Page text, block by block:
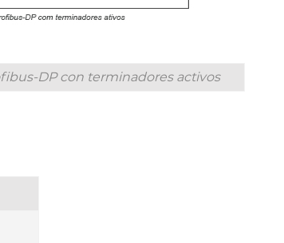
DP con terminadores activos